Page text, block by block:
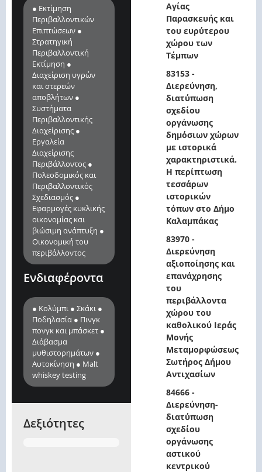
● Εκτίμηση
Περιβαλλοντικών
Επιπτώσεων ●
Στρατηγική
Περιβαλλοντική
Εκτίμηση ●
Διαχείριση υγρών
και στερεών
αποβλήτων ●
Συστήματα
Περιβαλλοντικής
Διαχείρισης ●
Εργαλεία
Διαχείρισης
Περιβάλλοντος ●
Πολεοδομικός και
Περιβαλλοντικός
Σχεδιασμός ●
Εφαρμογές κυκλικής
οικονομίας και
βιώσιμη ανάπτυξη ●
Οικονομική του
περιβάλλοντος
Ενδιαφέροντα
● Κολύμπι ● Σκάκι ●
Ποδηλασία ● Πινγκ
πονγκ και μπάσκετ ●
Διάβασμα
μυθιστορημάτων ●
Αυτοκίνηση ● Malt
whiskey testing
Δεξιότητες
Αγίας
Παρασκευής και
του ευρύτερου
χώρου των
Τέμπων
83153 -
Διερεύνηση,
διατύπωση
σχεδίου
οργάνωσης
δημόσιων χώρων
με ιστορικά
χαρακτηριστικά.
Η περίπτωση
τεσσάρων
ιστορικών
τόπων στο Δήμο
Καλαμπάκας
83970 -
Διερεύνηση
αξιοποίησης και
επανάχρησης
του
περιβάλλοντα
χώρου του
καθολικού Ιεράς
Μονής
Μεταμορφώσεως
Σωτήρος Δήμου
Αντιχασίων
84666 -
Διερεύνηση-
διατύπωση
σχεδίου
οργάνωσης
αστικού
κεντρικού